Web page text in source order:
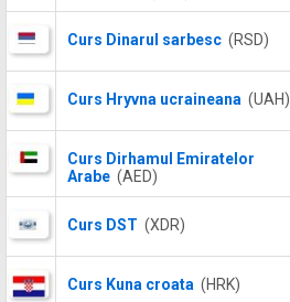
Curs Dinarul sarbesc (RSD)
Curs Hryvna ucraineana (UAH)
Curs Dirhamul Emiratelor
Arabe (AED)
Curs DST (XDR)
Curs Kuna croata (HRK)